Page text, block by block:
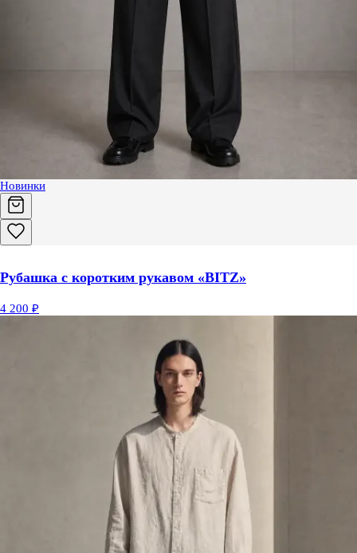
Новинки
Рубашка с коротким рукавом «BITZ»
4 200 ₽